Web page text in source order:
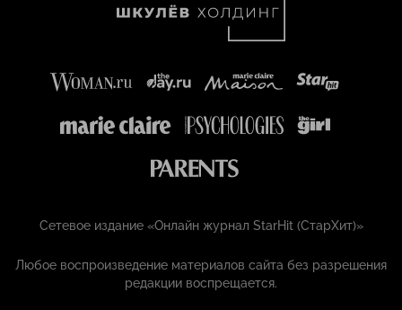
Сетевое издание «Онлайн журнал StarHit (СтарХит)»
Любое воспроизведение материалов сайта без разрешения
редакции воспрещается.